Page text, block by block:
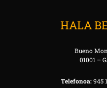
HALA
Bueno
01001 –
Telefonoa:945